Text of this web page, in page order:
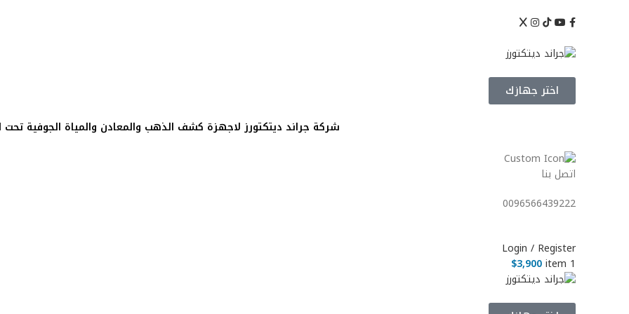
اختر جهازك
شركة جراند ديتكتورز لاجهزة كشف الذهب والمعادن والمياة الجوفية تحت
اتصل بنا
0096566439222
Login / Register
1
item
$3,900